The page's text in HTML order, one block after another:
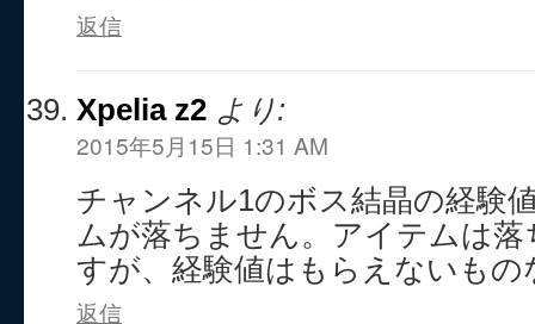
返信
Xpelia z2 より:
2015年5月15日 1:31 AM
チャンネル1のボス結晶の経験
ムが落ちません。アイテムは
すが、経験値はもらえないも
返信